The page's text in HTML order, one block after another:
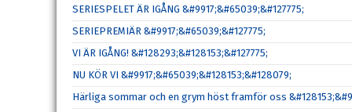
SERIESPELET ÄR IGÅNG &#9917;&#65039;&#127775;
SERIEPREMIÄR &#9917;&#65039;&#127775;
VI ÄR IGÅNG! &#128293;&#128153;&#127775;
NU KÖR VI &#9917;&#65039;&#128153;&#128079;
Härliga sommar och en grym höst framför oss